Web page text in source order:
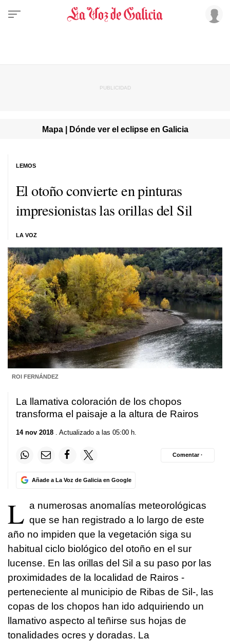
Mapa | Dónde ver el eclipse en Galicia
El otoño convierte en pinturas
impresionistas las orillas del Sil
LA VOZ
LEMOS
ROI FERNÁNDEZ
La llamativa coloración de los chopos
transforma el paisaje a la altura de Rairos
14 nov 2018 . Actualizado a las 05:00 h.
Añade a La Voz de Galicia en Google
Comentar ·
L a numerosas anomalías meteorológicas
que se han registrado a lo largo de este
año no impiden que la vegetación siga su
habitual ciclo biológico del otoño en el sur
lucense. En las orillas del Sil a su paso por las
proximidades de la localidad de Rairos -
perteneciente al municipio de Ribas de Sil-, las
copas de los chopos han ido adquiriendo un
llamativo aspecto al teñirse sus hojas de
tonalidades ocres y doradas. La